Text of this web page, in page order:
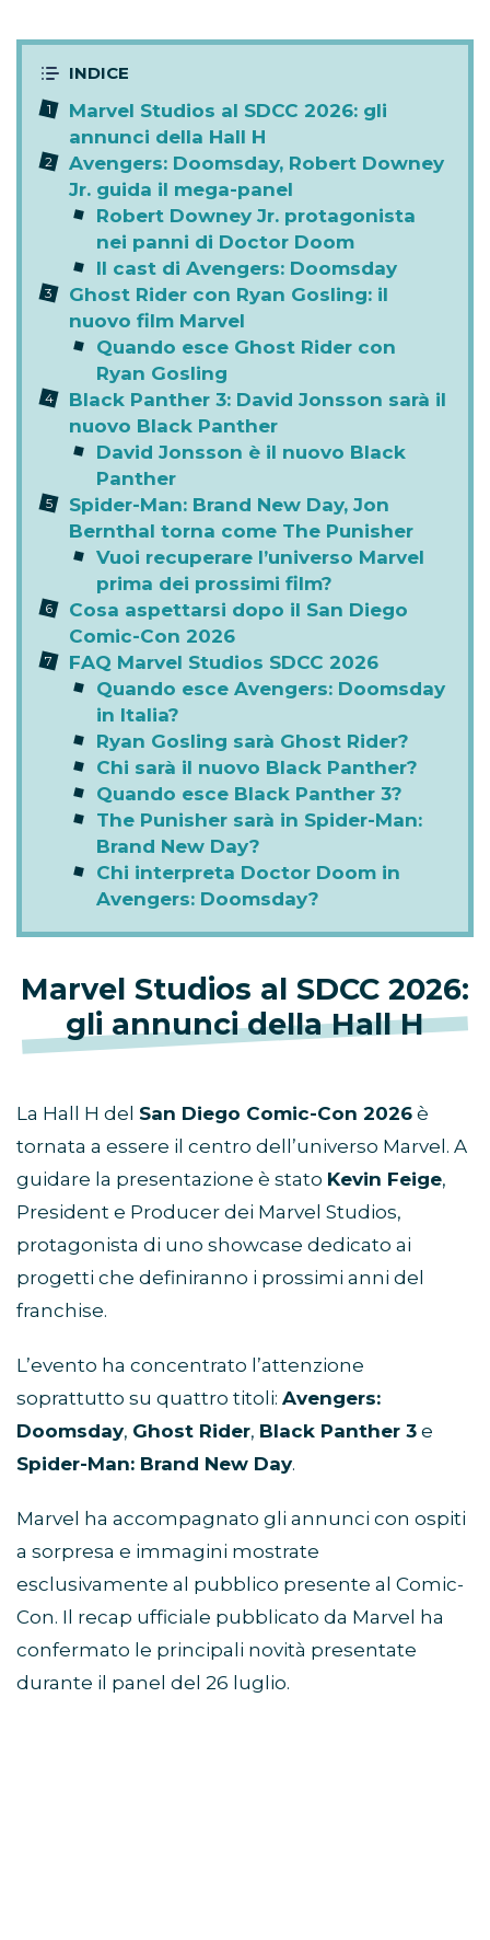
Marvel Studios al SDCC 2026: gli
annunci della Hall H
Avengers: Doomsday, Robert Downey
Jr. guida il mega-panel
Robert Downey Jr. protagonista
nei panni di Doctor Doom
Il cast di Avengers: Doomsday
Ghost Rider con Ryan Gosling: il
nuovo film Marvel
Quando esce Ghost Rider con
Ryan Gosling
Black Panther 3: David Jonsson sarà il
nuovo Black Panther
David Jonsson è il nuovo Black
Panther
Spider-Man: Brand New Day, Jon
Bernthal torna come The Punisher
Vuoi recuperare l’universo Marvel
prima dei prossimi film?
Cosa aspettarsi dopo il San Diego
Comic-Con 2026
FAQ Marvel Studios SDCC 2026
Quando esce Avengers: Doomsday
in Italia?
Ryan Gosling sarà Ghost Rider?
Chi sarà il nuovo Black Panther?
Quando esce Black Panther 3?
The Punisher sarà in Spider-Man:
Brand New Day?
Chi interpreta Doctor Doom in
Avengers: Doomsday?
Marvel Studios al SDCC 2026:
gli annunci della Hall H
La Hall H del San Diego Comic-Con 2026 è
tornata a essere il centro dell’universo Marvel. A
guidare la presentazione è stato Kevin Feige,
President e Producer dei Marvel Studios,
protagonista di uno showcase dedicato ai
progetti che definiranno i prossimi anni del
franchise.
L’evento ha concentrato l’attenzione
soprattutto su quattro titoli: Avengers:
Doomsday, Ghost Rider, Black Panther 3 e
Spider-Man: Brand New Day.
Marvel ha accompagnato gli annunci con ospiti
a sorpresa e immagini mostrate
esclusivamente al pubblico presente al Comic-
Con. Il recap ufficiale pubblicato da Marvel ha
confermato le principali novità presentate
durante il panel del 26 luglio.